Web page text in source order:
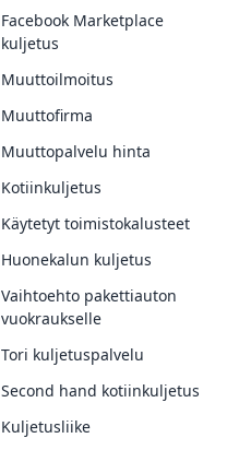
Facebook Marketplace
kuljetus
Muuttoilmoitus
Muuttofirma
Muuttopalvelu hinta
Kotiinkuljetus
Käytetyt toimistokalusteet
Huonekalun kuljetus
Vaihtoehto pakettiauton
vuokraukselle
Tori kuljetuspalvelu
Second hand kotiinkuljetus
Kuljetusliike